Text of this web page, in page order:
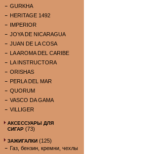
GURKHA
HERITAGE 1492
IMPERIOR
JOYA DE NICARAGUA
JUAN DE LA COSA
LA AROMA DEL CARIBE
LA INSTRUCTORA
ORISHAS
PERLA DEL MAR
QUORUM
VASCO DA GAMA
VILLIGER
АКСЕССУАРЫ ДЛЯ
СИГАР (73)
ЗАЖИГАЛКИ (125)
Газ, бензин, кремни, чехлы